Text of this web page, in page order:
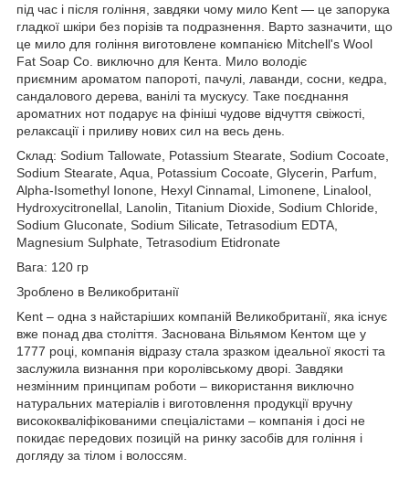
під час і після гоління, завдяки чому мило Kent — це запорука
гладкої шкіри без порізів та подразнення. Варто зазначити, що
це мило для гоління виготовлене компанією Mitchell's Wool
Fat Soap Co. виключно для Кента. Мило володіє
приємним ароматом папороті, пачулі, лаванди, сосни, кедра,
сандалового дерева, ванілі та мускусу. Таке поєднання
ароматних нот подарує на фініші чудове відчуття свіжості,
релаксації і приливу нових сил на весь день.
Склад: Sodium Tallowate, Potassium Stearate, Sodium Cocoate,
Sodium Stearate, Aqua, Potassium Cocoate, Glycerin, Parfum,
Alpha-Isomethyl Ionone, Hexyl Cinnamal, Limonene, Linalool,
Hydroxycitronellal, Lanolin, Titanium Dioxide, Sodium Chloride,
Sodium Gluconate, Sodium Silicate, Tetrasodium EDTA,
Magnesium Sulphate, Tetrasodium Etidronate
Вага: 120 гр
Зроблено в Великобританії
Kent – одна з найстаріших компаній Великобританії, яка існує
вже понад два століття. Заснована Вільямом Кентом ще у
1777 році, компанія відразу стала зразком ідеальної якості та
заслужила визнання при королівському дворі. Завдяки
незмінним принципам роботи – використання виключно
натуральних матеріалів і виготовлення продукції вручну
висококваліфікованими спеціалістами – компанія і досі не
покидає передових позицій на ринку засобів для гоління і
догляду за тілом і волоссям.